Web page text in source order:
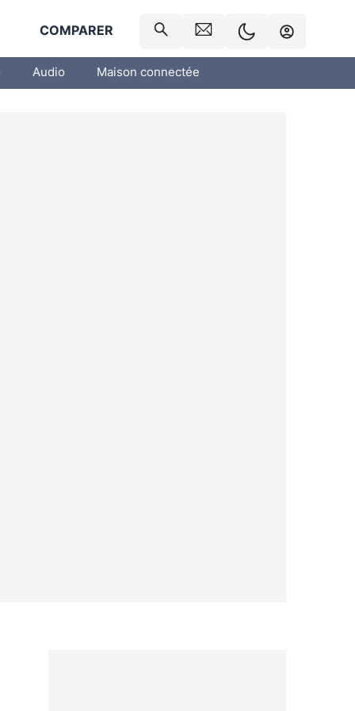
COMPARER
Audio Maison connectée